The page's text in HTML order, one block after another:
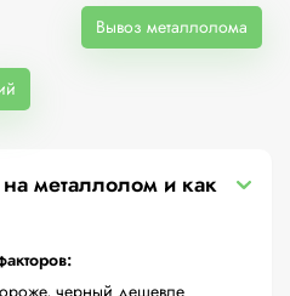
Вывоз металлолома
металлолом и как
черный дешевле